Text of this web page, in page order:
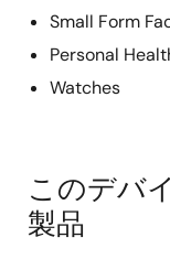
Small Form
Personal
Watches
このデバ
製品